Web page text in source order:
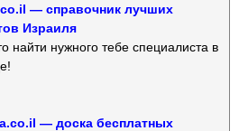
— справочник лучших
Израиля
найти нужного тебе специалиста в
— доска бесплатных